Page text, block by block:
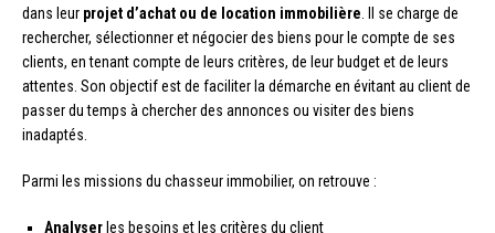
dans leur projet d’achat ou de location immobilière . Il se charge de
rechercher, sélectionner et négocier des biens pour le compte de ses
clients, en tenant compte de leurs critères, de leur budget et de leurs
attentes. Son objectif est de faciliter la démarche en évitant au client de
passer du temps à chercher des annonces ou visiter des biens
inadaptés.
Parmi les missions du chasseur immobilier, on retrouve :
Analyserles besoins et les critères du client